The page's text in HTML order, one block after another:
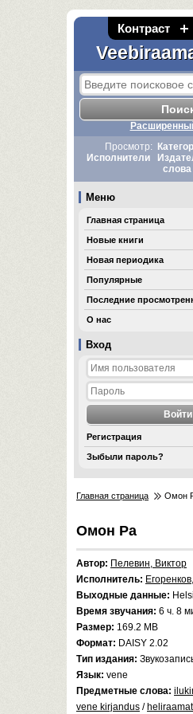
Контраст
Вход
Регистрация
Зыбыли пароль?
Просмотр:
Исполнители
слова
Меню
Главная страница
Новые книги
Новая периодика
Популярные
Последние
О нас
Главная страница Омон
Омон Ра
Автор: Пелевин, Виктор
Исполнитель:
Выходные данные:
Время звучания: 6 ч. 8
Размер: 169.2 MB
Формат: DAISY 2.02
Тип издания:
Язык: vene
Предметные слова:
vene kirjandus /